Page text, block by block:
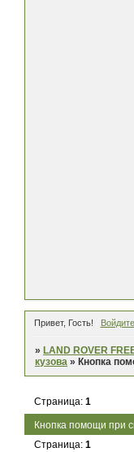
Привет, Гость! Войдите
» LAND ROVER
кузова » Кнопка
Кнопка помощи при
Страница:1
Страница:1